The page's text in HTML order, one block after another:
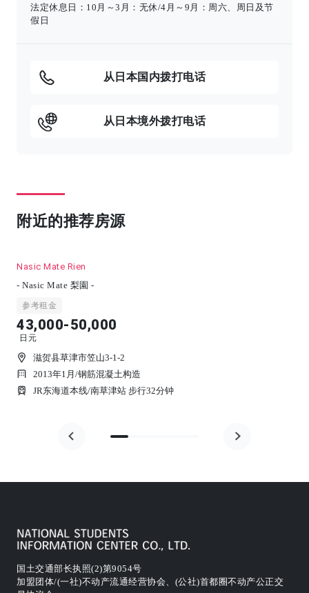
法定休息日：10月～3月：无休/4月～9月：周六、周日及节
假日
从日本国内拨打电话
从日本境外拨打电话
附近的推荐房源
Nasic Mate Rien
- Nasic Mate 梨園 -
参考租金
43,000-50,000
日元
滋贺县草津市笠山3-1-2
2013年1月 /钢筋混凝土构造
JR东海道本线/南草津站 步行32分钟
国土交通部长执照(2)第9054号
加盟团体/(一社)不动产流通经营协会、(公社)首都圈不动产公正交